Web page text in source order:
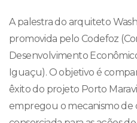
A palestra do arquiteto
promovida pelo Codefoz
Desenvolvimento
Iguaçu). O objetivo é
êxito do projeto Porto
empregou o mecanismo de